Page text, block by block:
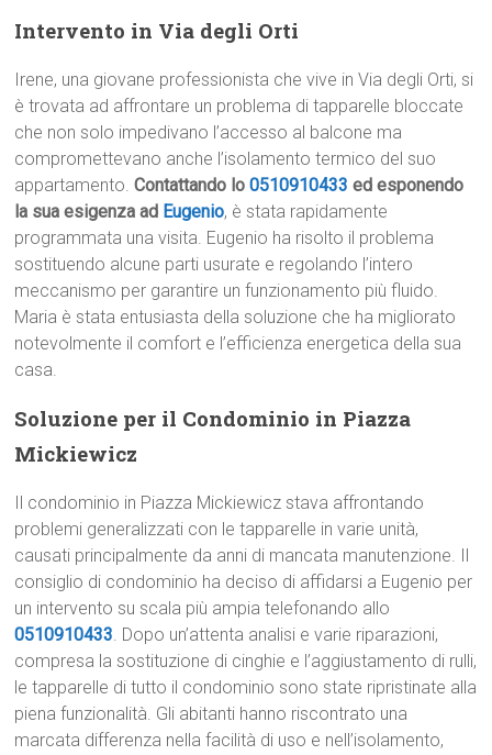
Intervento in Via degli Orti
Irene, una giovane professionista che vive in Via degli Orti, si
è trovata ad affrontare un problema di tapparelle bloccate
che non solo impedivano l’accesso al balcone ma
compromettevano anche l’isolamento termico del suo
appartamento.Contattando lo0510910433 ed esponendo
la sua esigenza ad Eugenio, è stata rapidamente
programmata una visita. Eugenio ha risolto il problema
sostituendo alcune parti usurate e regolando l’intero
meccanismo per garantire un funzionamento più fluido.
Maria è stata entusiasta della soluzione che ha migliorato
notevolmente il comfort e l’efficienza energetica della sua
casa.
Soluzione per il Condominio in Piazza
Mickiewicz
Il condominio in Piazza Mickiewicz stava affrontando
problemi generalizzati con le tapparelle in varie unità,
causati principalmente da anni di mancata manutenzione. Il
consiglio di condominio ha deciso di affidarsi a Eugenio per
un intervento su scala più ampia telefonando allo
0510910433. Dopo un’attenta analisi e varie riparazioni,
compresa la sostituzione di cinghie e l’aggiustamento di rulli,
le tapparelle di tutto il condominio sono state ripristinate alla
piena funzionalità. Gli abitanti hanno riscontrato una
marcata differenza nella facilità di uso e nell’isolamento,